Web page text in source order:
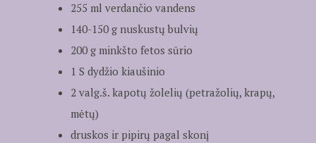
255 ml verdančio vandens
140-150 g nuskustų bulvių
200 g minkšto fetos sūrio
1 S dydžio kiaušinio
2 valg.š. kapotų žolelių (petražolių, krapų,
mėtų)
druskos ir pipirų pagal skonį